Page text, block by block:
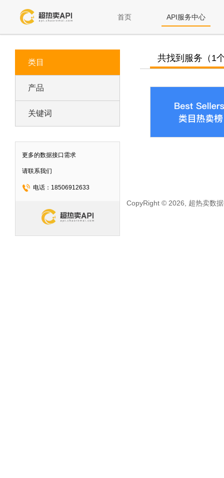
首页 API服务中心
类目
产品
关键词
更多的数据接口需求
请联系我们
电话：18506912633
共找到服务（1
CopyRight © 2026, 超热卖数